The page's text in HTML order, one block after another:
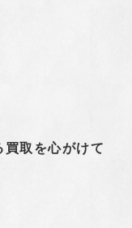
買取を心がけて